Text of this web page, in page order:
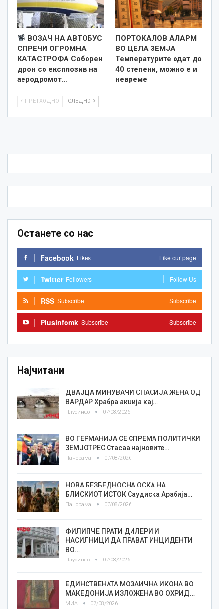
ВОЗАЧ НА АВТОБУС
СПРЕЧИ ОГРОМНА
КАТАСТРОФА Соборен
дрон со експлозив на
аеродромот…
ПОРТОКАЛОВ АЛАРМ
ВО ЦЕЛА ЗЕМЈА
Температурите одат до
40 степени, можно е и
невреме
ПРЕТХОДНО СЛЕДНО
Останете со нас
Facebook Likes Like our page
Twitter Followers Follow Us
RSS Subscribe Subscribe
Plusinfomk Subscribe Subscribe
Најчитани
ДВАЈЦА МИНУВАЧИ СПАСИЈА ЖЕНА ОД
ВАРДАР Храбра акција кај…
Плусинфо 07/08/2026
ВО ГЕРМАНИЈА СЕ СПРЕМА ПОЛИТИЧКИ
ЗЕМЈОТРЕС Стасаа најновите…
Панорама 07/08/2026
НОВА БЕЗБЕДНОСНА ОСКА НА
БЛИСКИОТ ИСТОК Саудиска Арабија…
Панорама 07/08/2026
ФИЛИПЧЕ ПРАТИ ДИЛЕРИ И
НАСИЛНИЦИ ДА ПРАВАТ ИНЦИДЕНТИ
ВО…
Плусинфо 07/08/2026
ЕДИНСТВЕНАТА МОЗАИЧНА ИКОНА ВО
МАКЕДОНИЈА ИЗЛОЖЕНА ВО ОХРИД…
МИА 07/08/2026